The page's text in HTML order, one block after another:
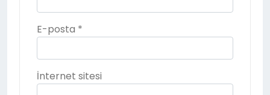
E-posta *
İnternet sitesi